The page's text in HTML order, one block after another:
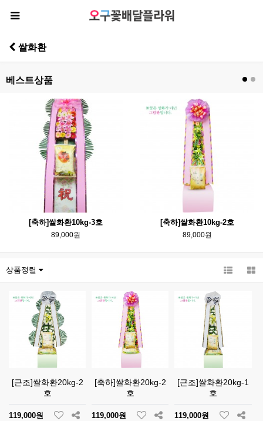
쌀화환
베스트상품
[축하]쌀화환10kg-3호
89,000원
[축하]쌀화환10kg-2호
89,000원
상품정렬
[근조]쌀화환20kg-2
호
119,000원
[축하]쌀화환20kg-2
호
119,000원
[근조]쌀화환20kg-1
호
119,000원